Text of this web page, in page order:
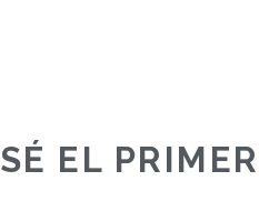
SÉ EL